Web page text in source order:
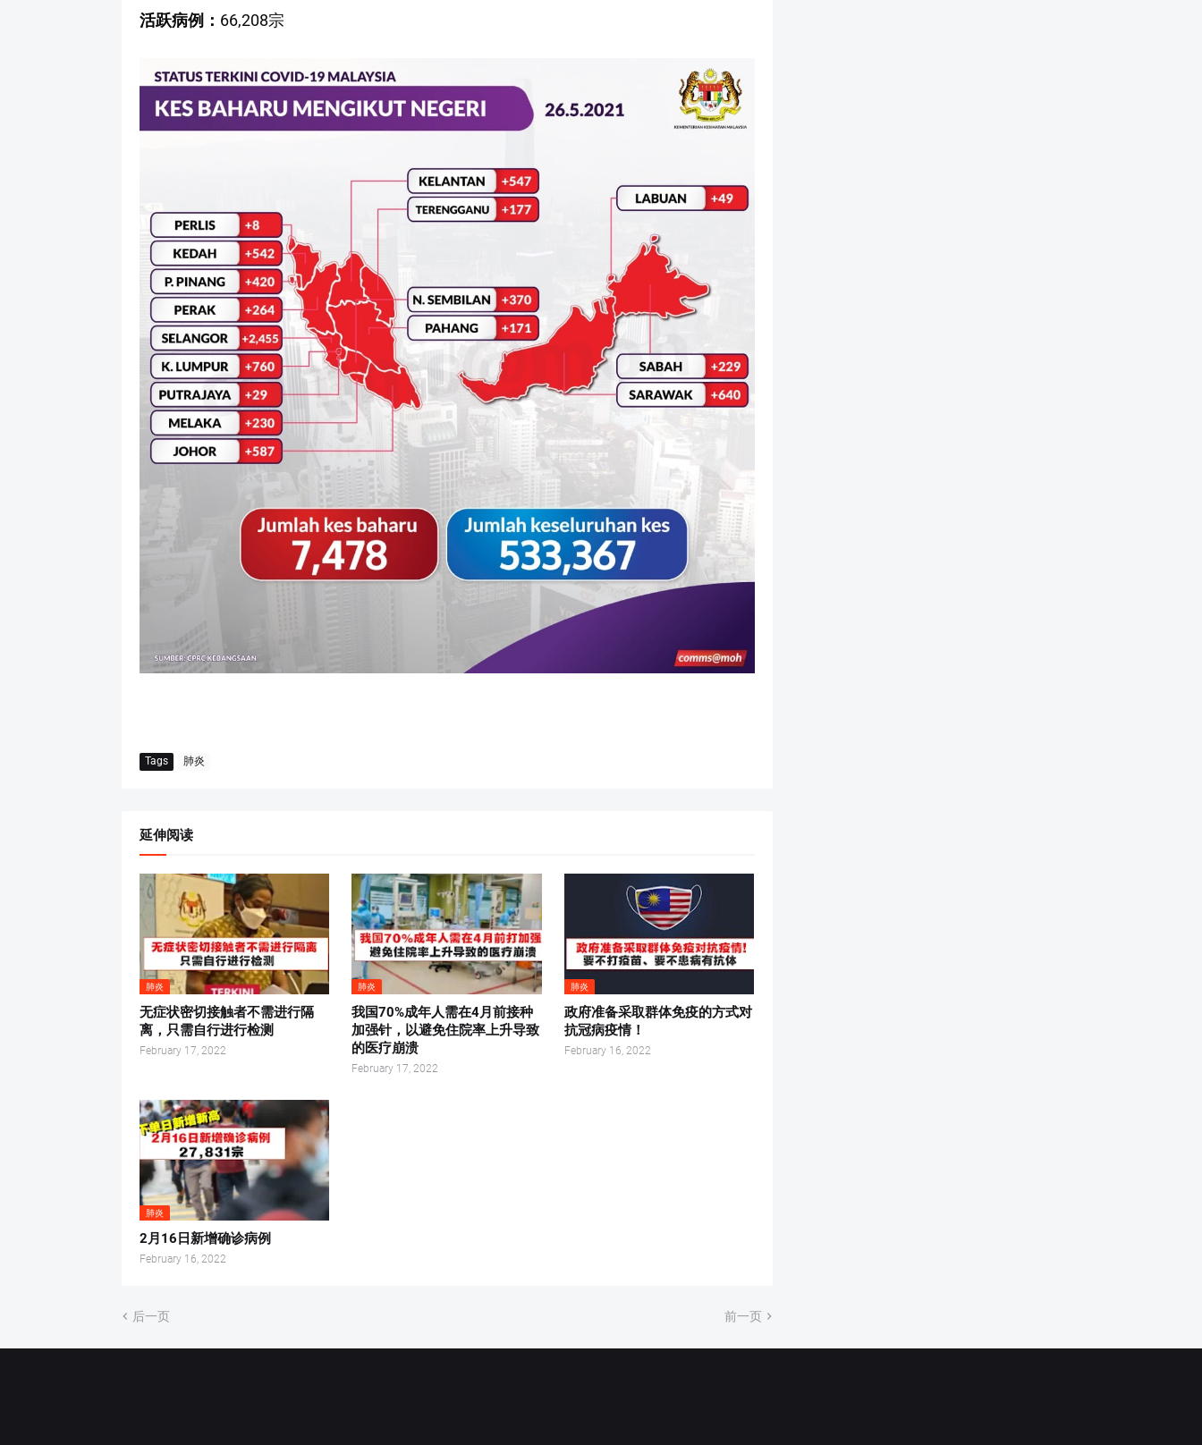
活跃病例： 66,208宗
Tags 肺炎
延伸阅读
肺炎
无症状密切接触者不需进行隔
离，只需自行进行检测
February 17, 2022
肺炎
我国70%成年人需在4月前接种
加强针，以避免住院率上升导致
的医疗崩溃
February 17, 2022
肺炎
政府准备采取群体免疫的方式对
抗冠病疫情！
February 16, 2022
肺炎
2月16日新增确诊病例
February 16, 2022
后一页 前一页